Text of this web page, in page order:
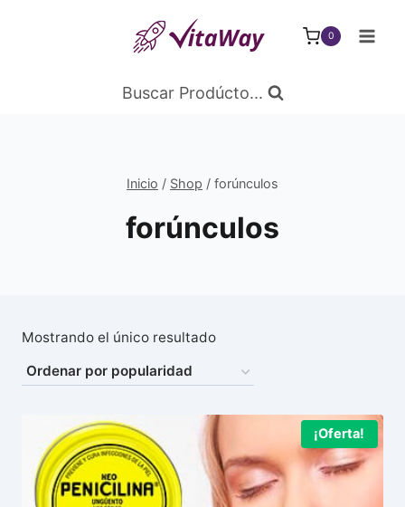
0
Buscar Prodúcto...
Inicio / Shop / forúnculos
forúnculos
Mostrando el único resultado
¡Oferta!